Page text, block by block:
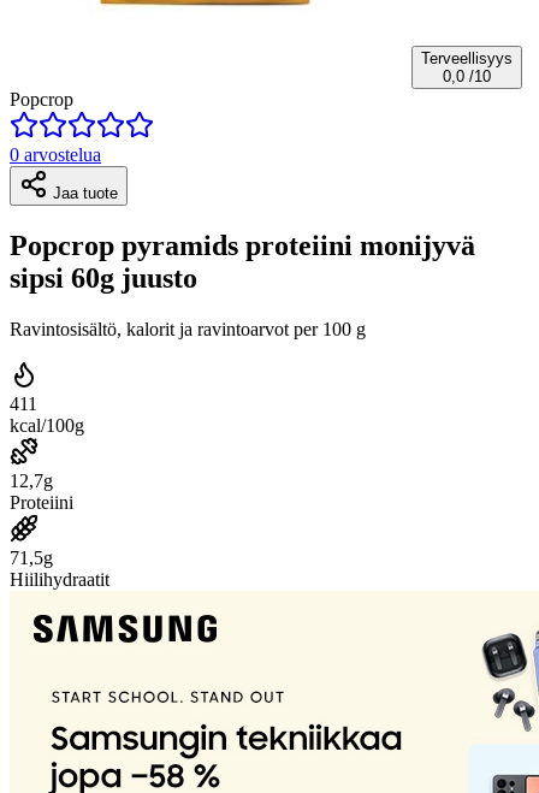
Terveellisyys
0,0 /10
Popcrop
0 arvostelua
Jaa tuote
Popcrop pyramids proteiini monijyvä
sipsi 60g juusto
Ravintosisältö, kalorit ja ravintoarvot per 100 g
411
kcal/100g
12,7g
Proteiini
71,5g
Hiilihydraatit